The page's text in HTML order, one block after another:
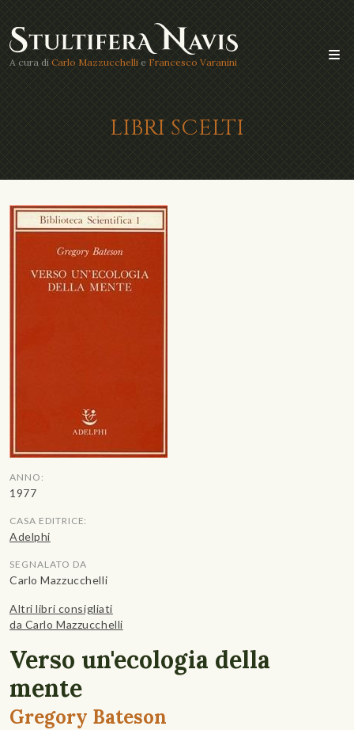
A cura di Carlo Mazzucchelli e Francesco Varanini
LIBRI SCELTI
ANNO:
1977
CASA EDITRICE:
Adelphi
SEGNALATO DA
Carlo Mazzucchelli
Altri libri consigliati
da Carlo Mazzucchelli
Verso un'ecologia della
mente
Gregory Bateson